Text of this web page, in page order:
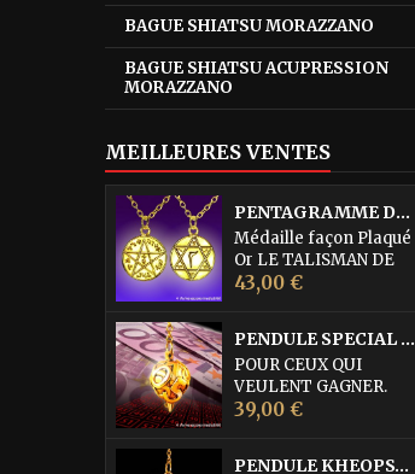
BAGUE SHIATSU MORAZZANO
BAGUE SHIATSU ACUPRESSION
MORAZZANO
MEILLEURES VENTES
PENTAGRAMME DE L'ABBE JULIO
Médaille façon Plaqué
Or LE TALISMAN DE
PROTECTION
serait la quintessence
des médailles de
Protection. Elle est
d'une efficacité
combattre les forces
Prix
43,00 €
PENDULE SPECIAL LOTO • DORURE OR FIN
POUR CEUX QUI
VEULENT GAGNER.
Pendule égrégorique
Prix
39,00 €
PENDULE KHEOPS® PHARAON MORAZZANO® DORÉ